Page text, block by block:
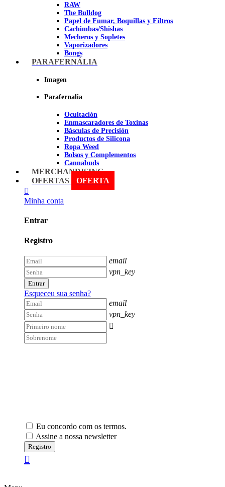
RAW
The Bulldog
Papel de Fumar, Boquillas y Filtros
Cachimbas/Shishas
Mecheros y Sopletes
Vaporizadores
Bongs
Bandejas para liar
Ceniceros para Fumadores
Pipas BHO
Dabbers
Imagen
PARAFERNÁLIA
Imagen
Parafernalia
Ocultación
Enmascaradores de Toxinas
Básculas de Precisión
Productos de Silicona
Ropa Weed
Bolsos y Complementos
Cannabuds
Inciensos
Libros y DVD's
Imagen
MERCHANDISING
OFERTAS
OFERTA
Minha conta
Entrar
Registro
email
vpn_key
Entrar
Esqueceu sua senha?
email
vpn_key

Eu concordo com os termos.
Assine a nossa newsletter
Registro